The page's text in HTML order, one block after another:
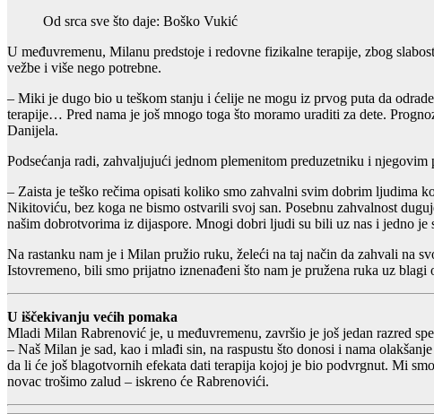
Od srca sve što daje: Boško Vukić
U međuvremenu, Milanu predstoje i redovne fizikalne terapije, zbog
vežbe i više nego potrebne.
– Miki je dugo bio u teškom stanju i ćelije ne mogu iz prvog puta da
terapije… Pred nama je još mnogo toga što moramo uraditi za dete.
Danijela.
Podsećanja radi, zahvaljujući jednom plemenitom preduzetniku i
– Zaista je teško rečima opisati koliko smo zahvalni svim dobrim ljudima
Nikitoviću, bez koga ne bismo ostvarili svoj san. Posebnu zahvalnost
našim dobrotvorima iz dijaspore. Mnogi dobri ljudi su bili uz nas i jedno je
Na rastanku nam je i Milan pružio ruku, želeći na taj način da zahvali na
Istovremeno, bili smo prijatno iznenađeni što nam je pružena ruka uz
U iščekivanju većih pomaka
Mladi Milan Rabrenović je, u međuvremenu, završio je još jedan razred
– Naš Milan je sad, kao i mlađi sin, na raspustu što donosi i nama
da li će još blagotvornih efekata dati terapija kojoj je bio podvrgnut. Mi
novac trošimo zalud – iskreno će Rabrenovići.